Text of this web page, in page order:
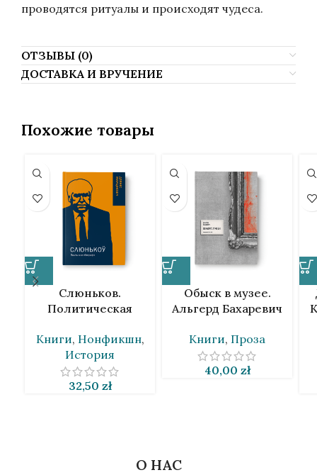
проводятся ритуалы и происходят чудеса.
ОТЗЫВЫ (0)
ДОСТАВКА И ВРУЧЕНИЕ
Похожие товары
Слюньков.
Политическая
Мартинович [BLR]
Книги, Нонфикшн,
История
32,50 zł
Обыск в музее.
Альгерд Бахаревич
Книги, Проза
40,00 zł
О НАС